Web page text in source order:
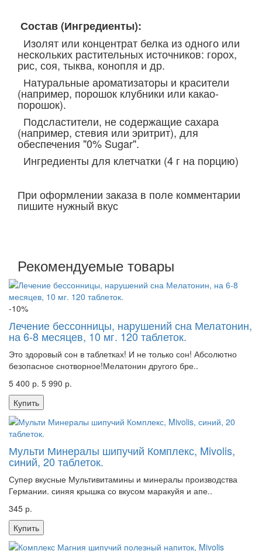
Состав (Ингредиенты):
Изолят или концентрат белка из одного или
нескольких растительных источников: горох,
рис, соя, тыква, конопля и др.
Натуральные ароматизаторы и красители
(например, порошок клубники или какао-
порошок).
Подсластители, не содержащие сахара
(например, стевия или эритрит), для
обеспечения "0% Sugar".
Ингредиенты для клетчатки (4 г на порцию)
При оформлении заказа в поле комментарии
пишите нужный вкус
Рекомендуемые товары
-10%
Лечение бессонницы, нарушений сна Мелатонин,
на 6-8 месяцев, 10 мг. 120 таблеток.
Это здоровый сон в таблетках! И не только сон! Абсолютно
безопасное снотворное!Мелатонин другого бре..
5 400 р. 5 990 р.
Купить
Мульти Минералы шипучий Комплекс, Mivolis,
синий, 20 таблеток.
Супер вкусные Мультивитамины и минералы производства
Германии. синяя крышка со вкусом маракуйя и апе..
345 р.
Купить